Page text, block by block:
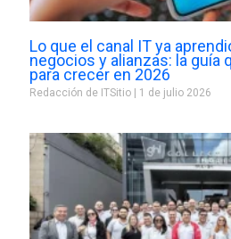
Lo que el canal IT ya
negocios y alianzas: la guía
para crecer en 2026
Redacción de ITSitio 1 de julio 2026